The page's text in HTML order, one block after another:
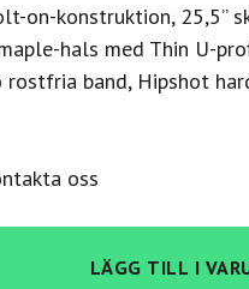
on-konstruktion, 25,5”
hals med Thin U-
rostfria band, Hipshot
oss
LÄGG TILL I